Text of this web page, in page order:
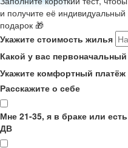
и получите её
подарок 🎁
Укажите стоимость жилья
Какой у вас
Укажите комфортный
Расскажите о себе
Мне 21-35, я в браке или
ДВ